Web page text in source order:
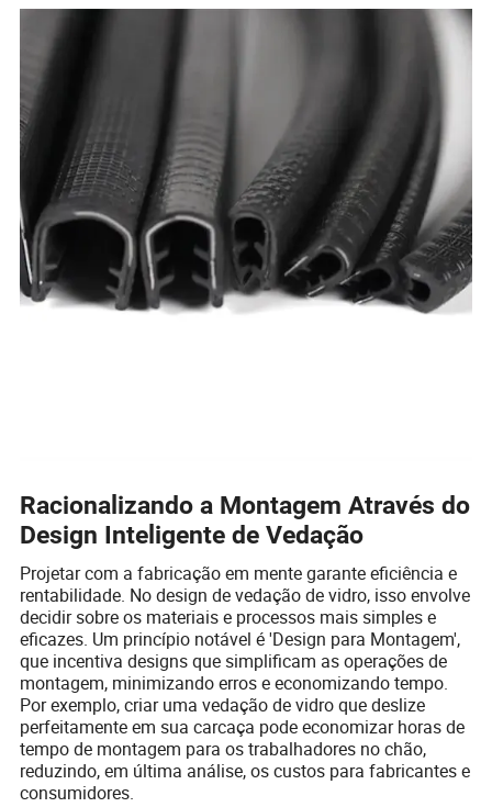
Racionalizando a Montagem Através do
Design Inteligente de Vedação
Projetar com a fabricação em mente garante eficiência e
rentabilidade. No design de vedação de vidro, isso envolve
decidir sobre os materiais e processos mais simples e
eficazes. Um princípio notável é 'Design para Montagem',
que incentiva designs que simplificam as operações de
montagem, minimizando erros e economizando tempo.
Por exemplo, criar uma vedação de vidro que deslize
perfeitamente em sua carcaça pode economizar horas de
tempo de montagem para os trabalhadores no chão,
reduzindo, em última análise, os custos para fabricantes e
consumidores.